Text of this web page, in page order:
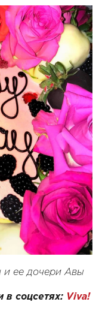
и ее дочери Авы
в соцсетях: Viva!